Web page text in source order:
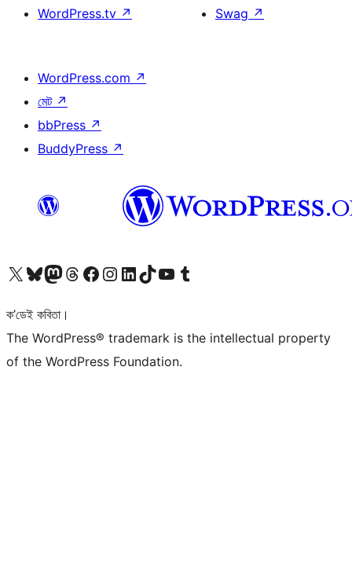
WordPress.tv ↗
Swag ↗
WordPress.com ↗
মেট ↗
bbPress ↗
BuddyPress ↗
আমাৰ X (আগৰ Twitter) একাউণ্টলৈ যাওকআমাৰ Bluesky একাউণ্টলৈ যাওকআমাৰ Mastodon একাউণ্টলৈ যাওকআমাৰ Threads একাউণ্টলৈ যাওকআমাৰ Facebook পৃষ্ঠালৈ যাওকআমাৰ Instagram একাউণ্টলৈ যাওকআমাৰ LinkedIn একাউণ্টলৈ যাওকআমাৰ TikTok একাউণ্টলৈ যাওকআমাৰ YouTube চেনেললৈ যাওকআমাৰ Tumblr একাউণ্টলৈ যাওক
ক’ডেই কবিতা।
The WordPress® trademark is the intellectual property
of the WordPress Foundation.